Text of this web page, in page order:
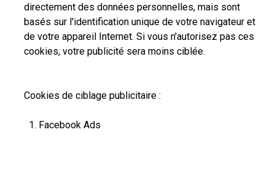
directement des données personnelles, mais sont
basés sur l'identification unique de votre navigateur et
de votre appareil Internet. Si vous n'autorisez pas ces
cookies, votre publicité sera moins ciblée.
Cookies de ciblage publicitaire :
Facebook Ads